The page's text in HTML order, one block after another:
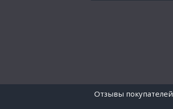
Отзывы покупателей